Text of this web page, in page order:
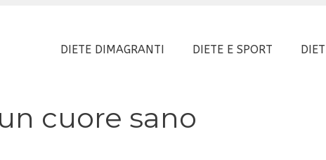
DIETE DIMAGRANTI DIETE E SPORT
cuore sano